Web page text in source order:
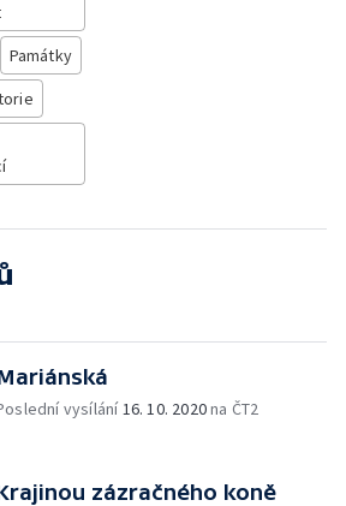
Památky
vysílání16. 10. 2020na ČT2
zázračného koně